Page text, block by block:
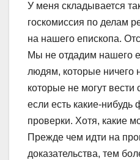
У меня складывается
госкомиссия по делам
на нашего епископа.
Мы не отдадим нашего
людям, которые ничего
которые не могут вести
если есть какие-
проверки. Хотя, какие
Прежде чем идти на
доказательства, тем